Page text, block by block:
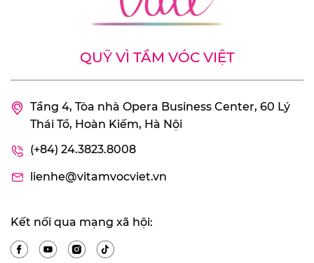
QUỸ VÌ TẦM VÓC VIỆT
Tầng 4, Tòa nhà Opera Business Center, 60 Lý
Thái Tổ, Hoàn Kiếm, Hà Nội
(+84) 24.3823.8008
lienhe@vitamvocviet.vn
Kết nối qua mạng xã hội: